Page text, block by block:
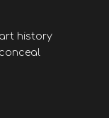
history